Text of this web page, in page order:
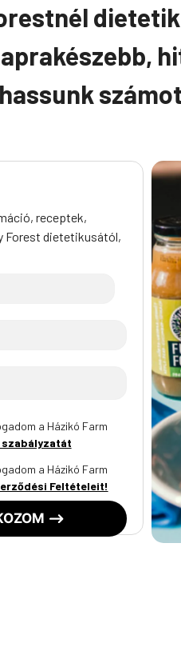
receptek,
Forest dietetikusától,
a Házikó Farm
a Házikó Farm
Feltételeit!